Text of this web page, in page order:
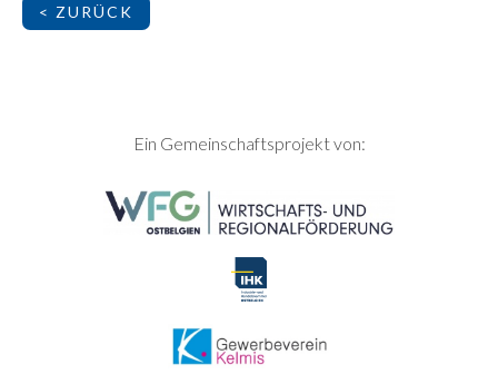
< ZURÜCK
SEITENFUSSEin Gemeinschaftsprojekt von: